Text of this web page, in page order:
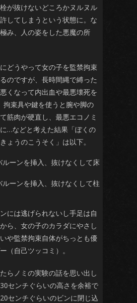
が抜けないどころかヌルヌル
してしまうという状態に。な
み、人の姿をした悪魔の所
どうやって女の子を監禁拘束
のですが、長時間縄で縛った
くなって内出血や最悪壊死を
拘束具や鍵を使うと腕や脚の
筋肉が硬直し、最悪エコノミ
…などと考えた結果「ぼくの
ょうのこうそく」は以下。
ルーンを挿入、抜けなくして床
ルーンを挿入、抜けなくして柱
には逃げられないし手足は自
ら、女の子のカラダにやさし
や監禁拘束自体がちっとも優
（自己ツッコミ）。
らノミの実験の話を思い出し
センチぐらいの高さを余裕で
センチぐらいのビンに閉じ込